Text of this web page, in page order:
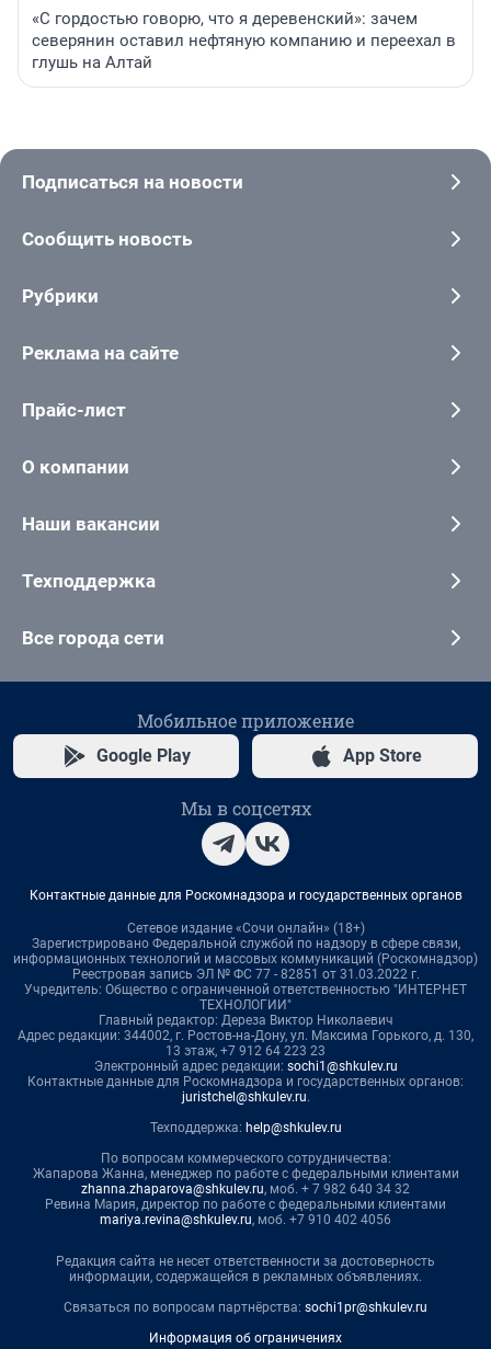
«С гордостью говорю, что я деревенский»: зачем
северянин оставил нефтяную компанию и переехал в
глушь на Алтай
Подписаться на новости
Сообщить новость
Рубрики
Реклама на сайте
Прайс-лист
О компании
Наши вакансии
Техподдержка
Все города сети
Мобильное приложение
Google Play App Store
Мы в соцсетях
Контактные данные для Роскомнадзора и государственных органов
Сетевое издание «Сочи онлайн» (18+)
Зарегистрировано Федеральной службой по надзору в сфере связи,
информационных технологий и массовых коммуникаций (Роскомнадзор)
Реестровая запись ЭЛ № ФС 77 - 82851 от 31.03.2022 г.
Учредитель: Общество с ограниченной ответственностью "ИНТЕРНЕТ
ТЕХНОЛОГИИ"
Главный редактор: Дереза Виктор Николаевич
Адрес редакции: 344002, г. Ростов-на-Дону, ул. Максима Горького, д. 130,
13 этаж, +7 912 64 223 23
Электронный адрес редакции: sochi1@shkulev.ru
Контактные данные для Роскомнадзора и государственных органов:
juristchel@shkulev.ru.
Техподдержка: help@shkulev.ru
По вопросам коммерческого сотрудничества:
Жапарова Жанна, менеджер по работе с федеральными клиентами
zhanna.zhaparova@shkulev.ru, моб. + 7 982 640 34 32
Ревина Мария, директор по работе с федеральными клиентами
mariya.revina@shkulev.ru, моб. +7 910 402 4056
Редакция сайта не несет ответственности за достоверность
информации, содержащейся в рекламных объявлениях.
Связаться по вопросам партнёрства: sochi1pr@shkulev.ru
Информация об ограничениях